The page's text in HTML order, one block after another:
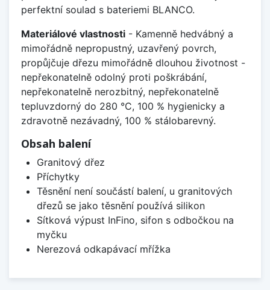
perfektní soulad s bateriemi BLANCO.
Materiálové vlastnosti - Kamenně hedvábný a
mimořádně nepropustný, uzavřený povrch,
propůjčuje dřezu mimořádně dlouhou životnost -
nepřekonatelně odolný proti poškrábání,
nepřekonatelně nerozbitný, nepřekonatelně
tepluvzdorný do 280 °C, 100 % hygienicky a
zdravotně nezávadný, 100 % stálobarevný.
Obsah balení
Granitový dřez
Příchytky
Těsnění není součástí balení, u granitových
dřezů se jako těsnění používá silikon
Sítková výpust InFino, sifon s odbočkou na
myčku
Nerezová odkapávací mřížka